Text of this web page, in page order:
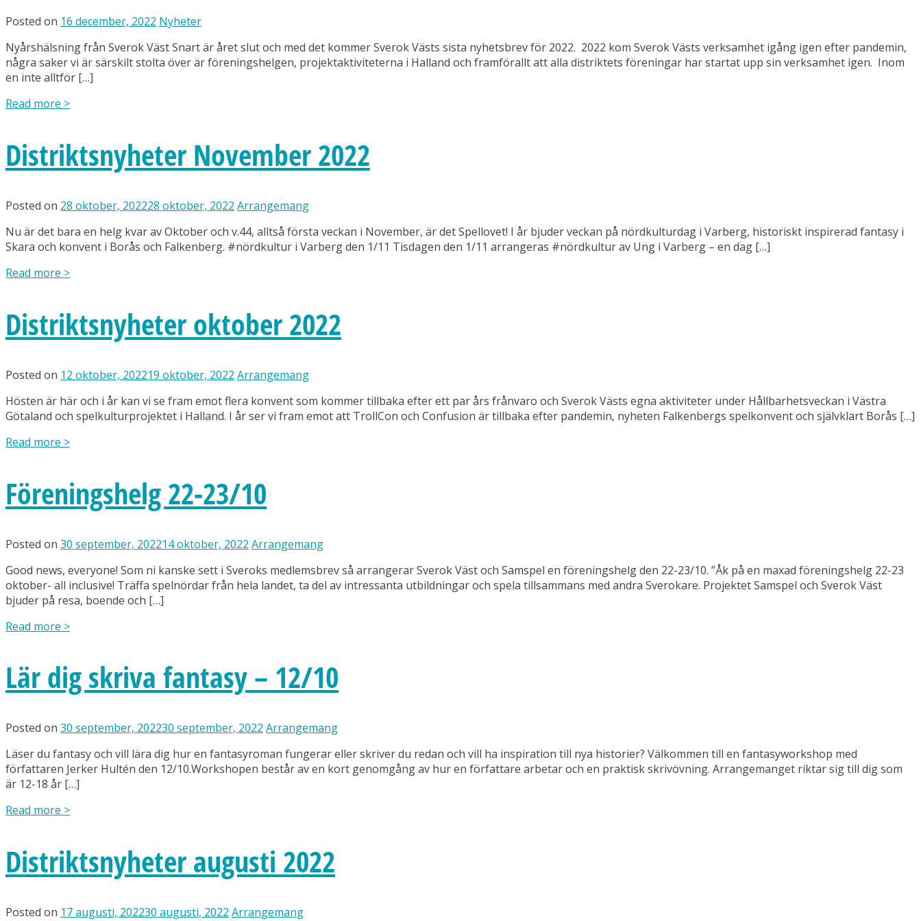
Posted on 16 december, 2022 Nyheter
Nyårshälsning från Sverok Väst Snart är året slut och med det kommer Sverok Västs sista nyhetsbrev för 2022. 2022 kom Sverok Västs verksamhet igång igen efter pandemin,
några saker vi är särskilt stolta över är föreningshelgen, projektaktiviteterna i Halland och framförallt att alla distriktets föreningar har startat upp sin verksamhet igen. Inom
en inte alltför […]
Read more >
Distriktsnyheter November 2022
Posted on 28 oktober, 202228 oktober, 2022 Arrangemang
Nu är det bara en helg kvar av Oktober och v.44, alltså första veckan i November, är det Spellovet! I år bjuder veckan på nördkulturdag i Varberg, historiskt inspirerad fantasy i
Skara och konvent i Borås och Falkenberg. #nördkultur i Varberg den 1/11 Tisdagen den 1/11 arrangeras #nördkultur av Ung i Varberg – en dag […]
Read more >
Distriktsnyheter oktober 2022
Posted on 12 oktober, 202219 oktober, 2022 Arrangemang
Hösten är här och i år kan vi se fram emot flera konvent som kommer tillbaka efter ett par års frånvaro och Sverok Västs egna aktiviteter under Hållbarhetsveckan i Västra
Götaland och spelkulturprojektet i Halland. I år ser vi fram emot att TrollCon och Confusion är tillbaka efter pandemin, nyheten Falkenbergs spelkonvent och självklart Borås […]
Read more >
Föreningshelg 22-23/10
Posted on 30 september, 202214 oktober, 2022 Arrangemang
Good news, everyone! Som ni kanske sett i Sveroks medlemsbrev så arrangerar Sverok Väst och Samspel en föreningshelg den 22-23/10. ”Åk på en maxad föreningshelg 22-23
oktober- all inclusive! Träffa spelnördar från hela landet, ta del av intressanta utbildningar och spela tillsammans med andra Sverokare. Projektet Samspel och Sverok Väst
bjuder på resa, boende och […]
Read more >
Lär dig skriva fantasy – 12/10
Posted on 30 september, 202230 september, 2022 Arrangemang
Läser du fantasy och vill lära dig hur en fantasyroman fungerar eller skriver du redan och vill ha inspiration till nya historier? Välkommen till en fantasyworkshop med
författaren Jerker Hultén den 12/10.Workshopen består av en kort genomgång av hur en författare arbetar och en praktisk skrivövning. Arrangemanget riktar sig till dig som
är 12-18 år […]
Read more >
Distriktsnyheter augusti 2022
Posted on 17 augusti, 202230 augusti, 2022 Arrangemang